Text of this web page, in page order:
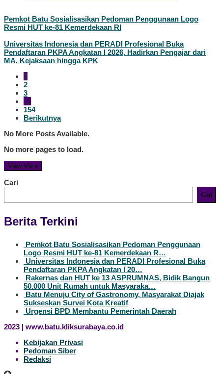
Pemkot Batu Sosialisasikan Pedoman Penggunaan Logo
Resmi HUT ke-81 Kemerdekaan RI
Universitas Indonesia dan PERADI Profesional Buka
Pendaftaran PKPA Angkatan I 2026, Hadirkan Pengajar dari
MA, Kejaksaan hingga KPK
1
2
3
…
154
Berikutnya
No More Posts Available.
No more pages to load.
View More
Cari
Cari
Berita Terkini
Pemkot Batu Sosialisasikan Pedoman Penggunaan
Logo Resmi HUT ke-81 Kemerdekaan R…
Universitas Indonesia dan PERADI Profesional Buka
Pendaftaran PKPA Angkatan I 20…
Rakernas dan HUT ke 13 ASPRUMNAS, Bidik Bangun
50.000 Unit Rumah untuk Masyaraka…
Batu Menuju City of Gastronomy, Masyarakat Diajak
Sukseskan Survei Kota Kreatif
Urgensi BPD Membantu Pemerintah Daerah
2023 | www.batu.kliksurabaya.co.id
Kebijakan Privasi
Pedoman Siber
Redaksi